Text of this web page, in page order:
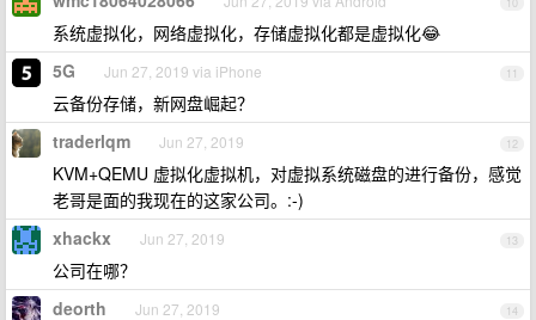
系统虚拟化，网络虚拟化，存储虚拟化都是虚拟化😂
11
5G Jun 27, 2019 via iPhone
云备份存储，新网盘崛起？
12
traderlqm Jun 27, 2019
KVM+QEMU 虚拟化虚拟机，对虚拟系统磁盘的进行备份，感觉
老哥是面的我现在的这家公司。:-)
13
xhackx Jun 27, 2019
公司在哪？
14
deorth Jun 27, 2019